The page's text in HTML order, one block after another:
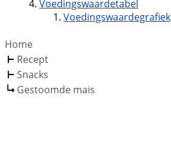
Voedingswaardetabel
Voedingswaardegrafiek
Home
Recept
Snacks
Gestoomde mais